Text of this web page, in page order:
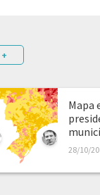
Mapa
28/10/